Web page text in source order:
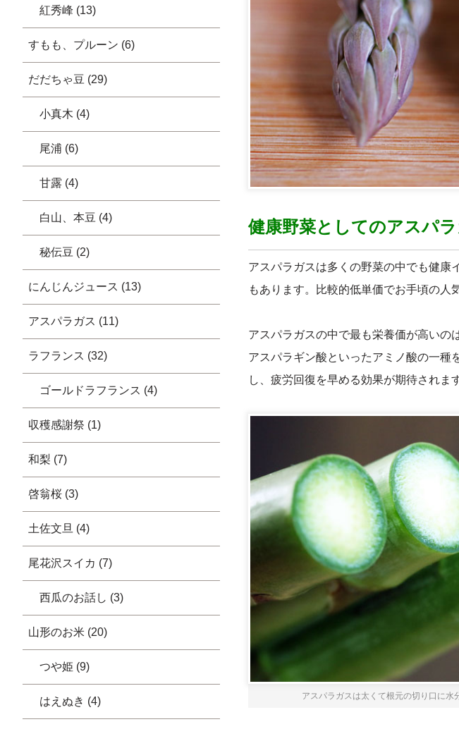
健康野菜としてのアスパ
アスパラガスは多くの野菜の中でも健康
もあります。比較的低単価でお手頃の人
アスパラガスの中で最も栄養価が高いの
アスパラギン酸といったアミノ酸の一種
し、疲労回復を早める効果が期待されます
アスパラガスは太くて根元の切り口に水
紅秀峰 (13)
すもも、プルーン (6)
だだちゃ豆 (29)
小真木 (4)
尾浦 (6)
甘露 (4)
白山、本豆 (4)
秘伝豆 (2)
にんじんジュース (13)
アスパラガス (11)
ラフランス (32)
ゴールドラフランス (4)
収穫感謝祭 (1)
和梨 (7)
啓翁桜 (3)
土佐文旦 (4)
尾花沢スイカ (7)
西瓜のお話し (3)
山形のお米 (20)
つや姫 (9)
はえぬき (4)